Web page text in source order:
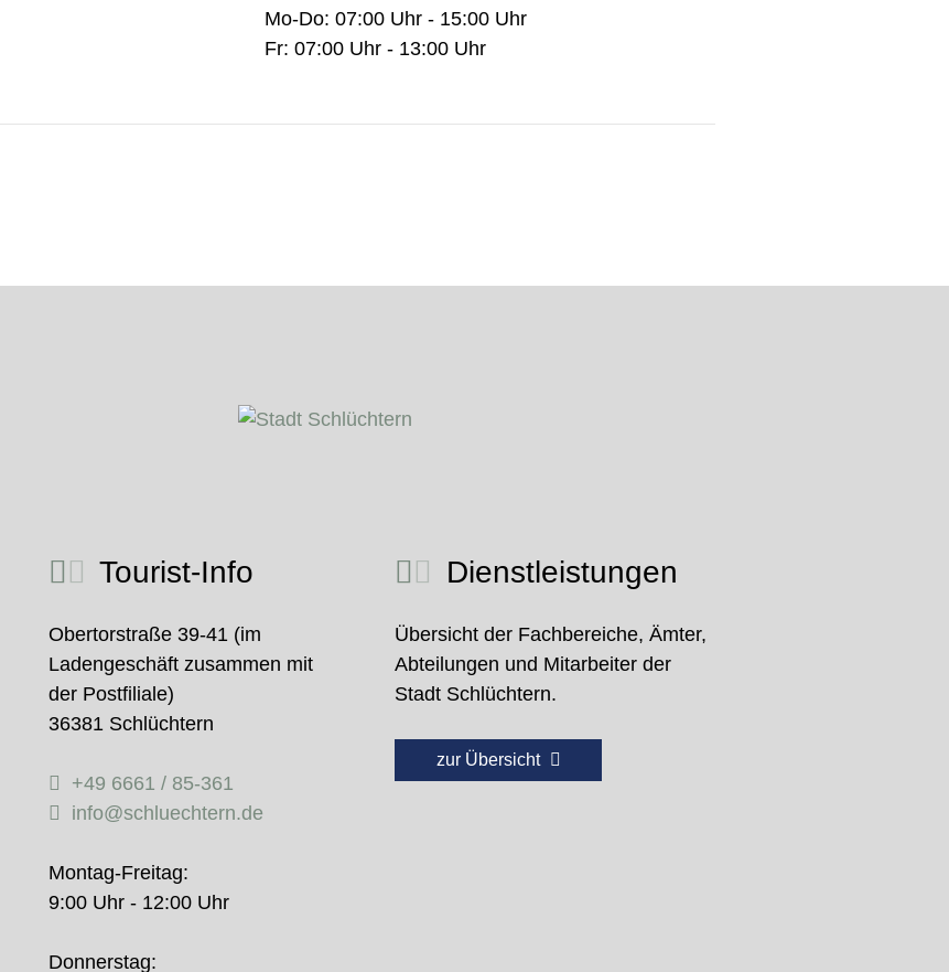
Mo-Do: 07:00 Uhr - 15:00 Uhr
Fr: 07:00 Uhr - 13:00 Uhr
Tourist-Info
Obertorstraße 39-41 (im
Ladengeschäft zusammen mit
der Postfiliale)
36381 Schlüchtern
+49 6661 / 85-361
info@schluechtern.de
Montag-Freitag:
9:00 Uhr - 12:00 Uhr
Donnerstag:
Dienstleistungen
Übersicht der Fachbereiche, Ämter,
Abteilungen und Mitarbeiter der
Stadt Schlüchtern.
zur Übersicht